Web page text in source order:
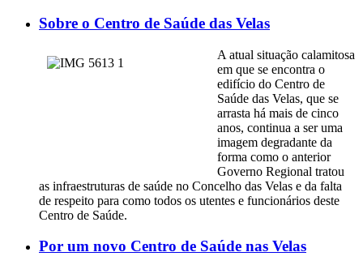
Sobre o Centro de Saúde das Velas
A atual situação calamitosa
em que se encontra o
edifício do Centro de
Saúde das Velas, que se
arrasta há mais de cinco
anos, continua a ser uma
imagem degradante da
forma como o anterior
Governo Regional tratou
as infraestruturas de saúde no Concelho das Velas e da falta
de respeito para como todos os utentes e funcionários deste
Centro de Saúde.
Por um novo Centro de Saúde nas Velas